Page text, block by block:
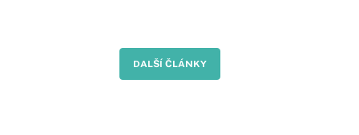
DALŠÍ ČLÁNKY